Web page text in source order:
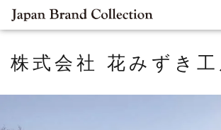
株式会社 花みずき工